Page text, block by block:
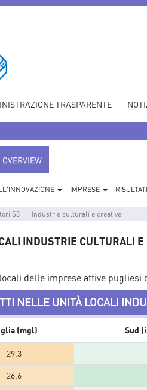
TRASPARENTE
IMPRESE RISULTATI
S3 Industrie culturali e creative
INDUSTRIE CULTURALI E
delle imprese attive
NELLE UNITÀ LOCALI
(mgl) Sud
29.3
26.6